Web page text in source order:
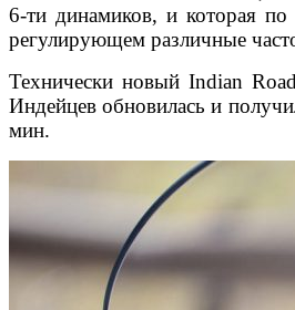
6-ти динамиков, и которая по
регулирующем различные
Технически новый Indian
Индейцев обновилась и
мин.